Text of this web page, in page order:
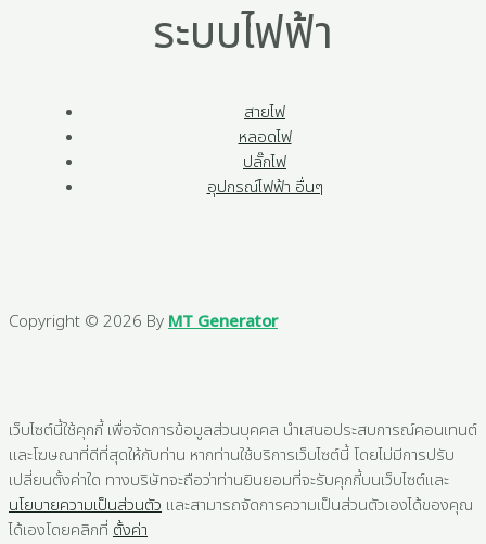
ระบบไฟฟ้า
สายไฟ
หลอดไฟ
ปลั๊กไฟ
อุปกรณ์ไฟฟ้า อื่นๆ
Copyright © 2026 ByMT Generator
เว็บไซต์นี้ใช้คุกกี้ เพื่อจัดการข้อมูลส่วนบุคคล นำเสนอประสบการณ์คอนเทนต์
และโฆษณาที่ดีที่สุดให้กับท่าน หากท่านใช้บริการเว็บไซต์นี้ โดยไม่มีการปรับ
เปลี่ยนตั้งค่าใด ทางบริษัทจะถือว่าท่านยินยอมที่จะรับคุกกี้บนเว็บไซต์และ
นโยบายความเป็นส่วนตัว และสามารถจัดการความเป็นส่วนตัวเองได้ของคุณ
ได้เองโดยคลิกที่ ตั้งค่า